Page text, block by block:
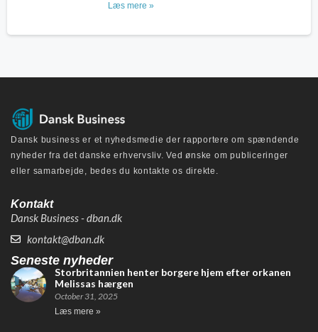
Læs mere »
Dansk business er et nyhedsmedie der rapportere om spændende
nyheder fra det danske erhvervsliv. Ved ønske om publiceringer
eller samarbejde, bedes du kontakte os direkte.
Kontakt
Dansk Business - dban.dk
kontakt@dban.dk
Seneste nyheder
Storbritannien henter borgere hjem efter orkanen
Melissas hærgen
October 31, 2025
Læs mere »